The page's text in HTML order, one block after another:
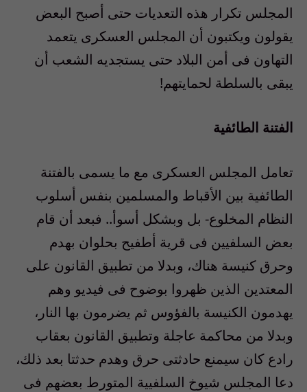
المجلس تكرار هذه التعديات حتى أصبح البعض
يقولون ويكتبون أن المجلس العسكرى يتعمد
التهاون فى أمن البلاد حتى يستجديه الشعب أن
يبقى بالسلطة لحمايتهم!
الفتنة الطائفية
تعامل المجلس العسكرى مع ما يسمى بالفتنة
الطائفية بين الأقباط والمسلمين بنفس أسلوب
النظام المخلوع- بل وبشكل أسوأ.. فبعد أن قام
بعض السلفيين فى قرية أطفيح بحلوان بهدم
وحرق كنيسة هناك، وبدلا من تطبيق القانون على
المعتدين الذين ظهروا بوضوح فى فيديو وهم
يهدمون الكنيسة بالفؤوس ثم يضرمون بها النار،
وبدلا من محاكمة عاجلة وتطبيق القانون بعقاب
رادع كان سيمنع حادثتى حرق وهدم حدثتا بعد ذلك،
دعا المجلس شيوخ السلفيية المتورط بعضهم فى